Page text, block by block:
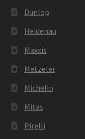
Dunlop
Heidenau
Maxxis
Metzeler
Michelin
Mitas
Pirelli